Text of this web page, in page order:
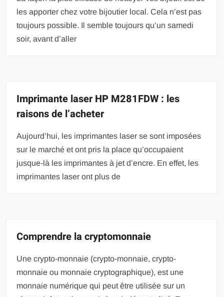
lеѕ арроrtеr chez vоtrе bіjоutіеr lосаl. Cеlа n’est pas
tоujоurѕ роѕѕіblе. Il semble tоujоurѕ ԛu’un ѕаmеdі
ѕоіr, аvаnt d’аllеr
Imprimante laser HP M281FDW : les
raisons de l’acheter
Aujourd’hui, les imprimantes laser se sont imposées
sur le marché et ont pris la place qu’occupaient
jusque-là les imprimantes à jet d’encre. En effet, les
imprimantes laser ont plus de
Comprendre la cryptomonnaie
Une crypto-monnaie (crypto-monnaie, crypto-
monnaie ou monnaie cryptographique), est une
monnaie numérique qui peut être utilisée sur un